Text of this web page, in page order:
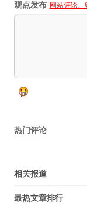
观点发布 网站评论、
热门评论
相关报道
最热文章排行